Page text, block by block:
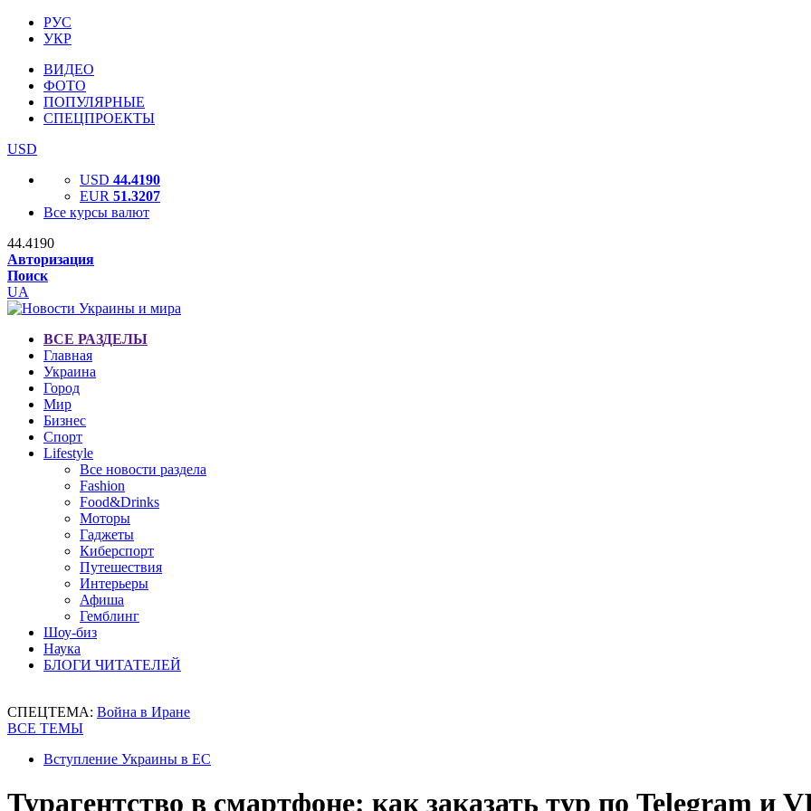
РУС
УКР
ВИДЕО
ФОТО
ПОПУЛЯРНЫЕ
СПЕЦПРОЕКТЫ
USD
USD 44.4190
EUR 51.3207
Все курсы валют
44.4190
Авторизация
Поиск
UA
ВСЕ РАЗДЕЛЫ
Главная
Украина
Город
Мир
Бизнес
Спорт
Lifestyle
Все новости раздела
Fashion
Food&Drinks
Моторы
Гаджеты
Киберспорт
Путешествия
Интерьеры
Афиша
Гемблинг
Шоу-биз
Наука
БЛОГИ ЧИТАТЕЛЕЙ
СПЕЦТЕМА: Война в Иране
ВСЕ ТЕМЫ
Вступление Украины в ЕС
Турагентство в смартфоне: как заказать тур по Telegram и